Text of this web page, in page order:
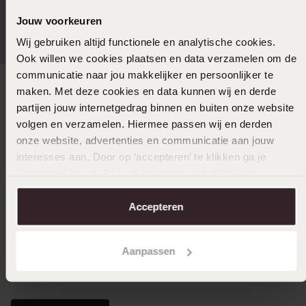
Jouw voorkeuren
Wij gebruiken altijd functionele en analytische cookies.
Ook willen we cookies plaatsen en data verzamelen om de
communicatie naar jou makkelijker en persoonlijker te
maken. Met deze cookies en data kunnen wij en derde
partijen jouw internetgedrag binnen en buiten onze website
volgen en verzamelen. Hiermee passen wij en derden
onze website, advertenties en communicatie aan jouw
interesses aan. Door op ‘accepteren’ te klikken ga je
aanpassen. Lees er meer over in onscookiebeleid.
Accepteren
Aanpassen
Gratis verzending vanaf
Direct naar
Over Lucardi
Klantendienst